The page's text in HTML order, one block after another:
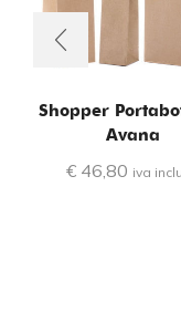
Shopper
Avana
€ 46,80 iva